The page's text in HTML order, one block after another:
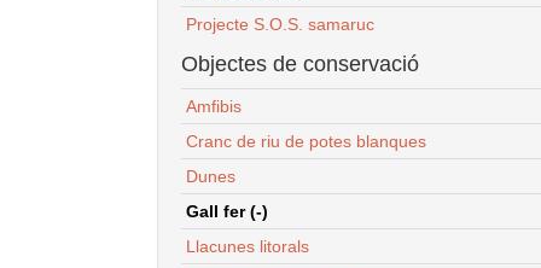
Projecte S.O.S. samaruc
Objectes de conservació
Amfibis
Cranc de riu de potes blanques
Dunes
Gall fer (-)
Llacunes litorals